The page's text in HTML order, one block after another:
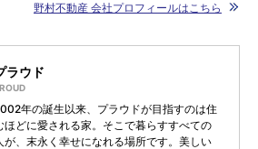
野村不動産 会社プロフィールはこちら
ラウド
年の誕生以来、プラウドが目指すのは住
ほどに愛される家。そこで暮らすすべての
が、末永く幸せになれる場所です。美しい